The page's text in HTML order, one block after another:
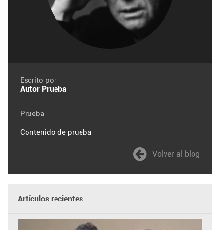
Escrito por
Autor Prueba
Prueba
Contenido de prueba
Volver al blog
Artículos recientes